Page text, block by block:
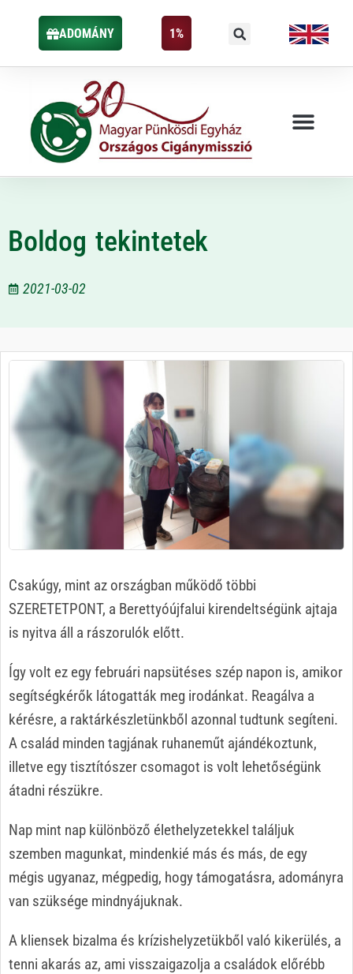
ADOMÁNY 1%
Boldog tekintetek
2021-03-02
Csakúgy, mint az országban működő többi
SZERETETPONT, a Berettyóújfalui kirendeltségünk ajtaja
is nyitva áll a rászorulók előtt.
Így volt ez egy februári napsütéses szép napon is, amikor
segítségkérők látogatták meg irodánkat. Reagálva a
kérésre, a raktárkészletünkből azonnal tudtunk segíteni.
A család minden tagjának ruhaneműt ajándékoztunk,
illetve egy tisztítószer csomagot is volt lehetőségünk
átadni részükre.
Nap mint nap különböző élethelyzetekkel találjuk
szemben magunkat, mindenkié más és más, de egy
mégis ugyanaz, mégpedig, hogy támogatásra, adományra
van szüksége mindnyájuknak.
A kliensek bizalma és krízishelyzetükből való kikerülés, a
tenni akarás az, ami visszaigazolja a családok előrébb